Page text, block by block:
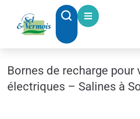
Bornes de recharge pour
électriques – Salines à